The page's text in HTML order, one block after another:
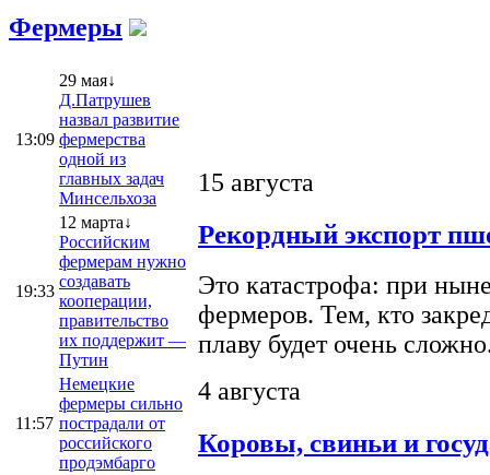
Фермеры
13:09
29 мая↓
Д.Патрушев
назвал развитие
фермерства
одной из
главных задач
Минсельхоза
19:33
12 марта↓
Российским
фермерам нужно
создавать
кооперации,
правительство
их поддержит —
Путин
11:57
Немецкие
фермеры сильно
пострадали от
российского
продэмбарго
15 августа
Рекордный экспорт
Это катастрофа: при
фермеров. Тем, кто
плаву будет очень
4 августа
Коровы, свиньи и